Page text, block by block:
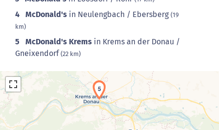
4 McDonald's in Neulengbach / Ebersberg (19
km)
5 McDonald's Krems in Krems an der Donau /
Gneixendorf(22 km)
5